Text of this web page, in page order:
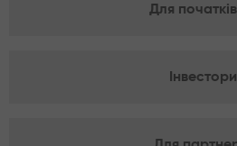
Для
Інвестори